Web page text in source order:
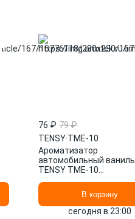
76 ₽ 79 ₽
TENSY·TME-10
Ароматизатор
автомобильный ваниль
TENSY TME-10
В корзину
сегодня в 23:00